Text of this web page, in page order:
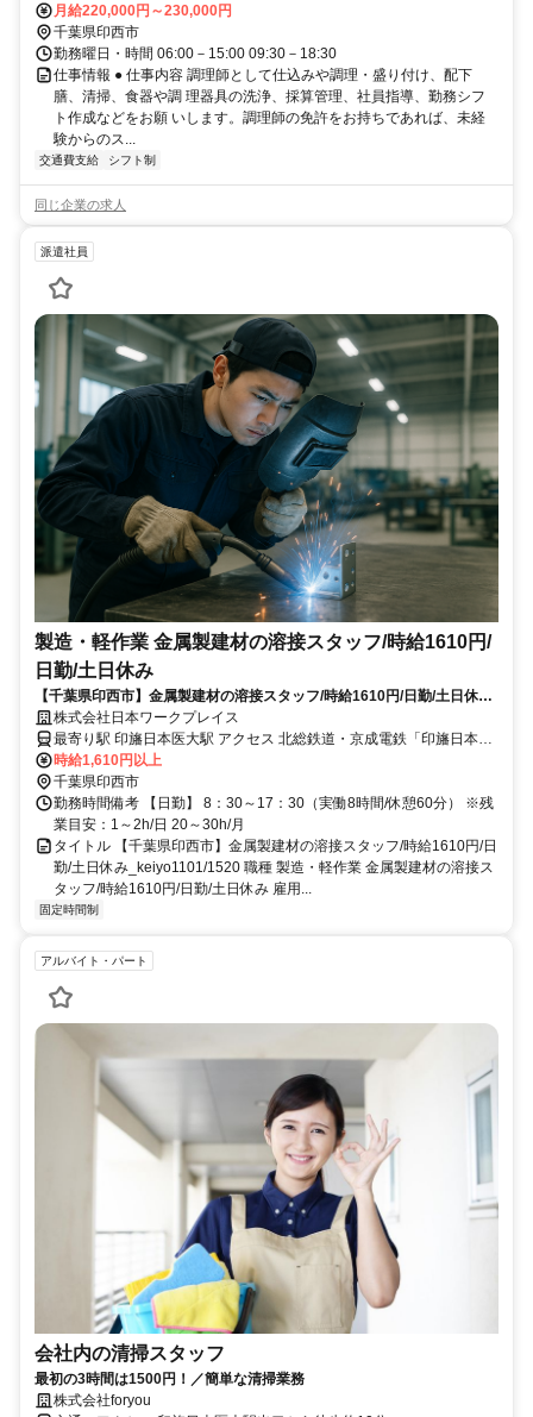
月給220,000円～230,000円
千葉県印西市
勤務曜日・時間 06:00－15:00 09:30－18:30
仕事情報 ● 仕事内容 調理師として仕込みや調理・盛り付け、配下
膳、清掃、食器や調 理器具の洗浄、採算管理、社員指導、勤務シフ
ト作成などをお願 いします。調理師の免許をお持ちであれば、未経
験からのス...
交通費支給 シフト制
同じ企業の求人
派遣社員
製造・軽作業 金属製建材の溶接スタッフ/時給1610円/
日勤/土日休み
【千葉県印西市】金属製建材の溶接スタッフ/時給1610円/日勤/土日休み
_keiyo1101/1520
株式会社日本ワークプレイス
最寄り駅 印旛日本医大駅 アクセス 北総鉄道・京成電鉄「印旛日本医
大駅」より徒歩25分 ※無料送迎バスあり
時給1,610円以上
千葉県印西市
勤務時間備考 【日勤】 8：30～17：30（実働8時間/休憩60分） ※残
業目安：1～2h/日 20～30h/月
タイトル 【千葉県印西市】金属製建材の溶接スタッフ/時給1610円/日
勤/土日休み_keiyo1101/1520 職種 製造・軽作業 金属製建材の溶接ス
タッフ/時給1610円/日勤/土日休み 雇用...
固定時間制
アルバイト・パート
会社内の清掃スタッフ
最初の3時間は1500円！／簡単な清掃業務
株式会社foryou